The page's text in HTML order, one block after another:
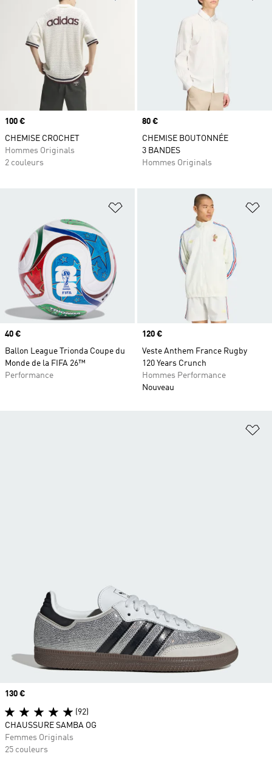
Prix
100 €
CHEMISE CROCHET
Hommes Originals
2 couleurs
Prix
80 €
CHEMISE BOUTONNÉE
3 BANDES
Hommes Originals
Ajouter à la Liste de produits
Prix
40 €
Ballon League Trionda Coupe du
Monde de la FIFA 26™
Performance
Prix
120 €
Veste Anthem France Rugby
120 Years Crunch
Hommes Performance
Nouveau
Prix
130 €
(92)
CHAUSSURE SAMBA OG
Femmes Originals
25 couleurs